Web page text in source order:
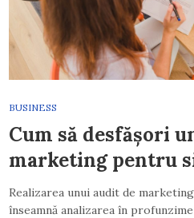
BUSINESS
Cum să desfășori
marketing pentru
Realizarea unui audit de
înseamnă analizarea în